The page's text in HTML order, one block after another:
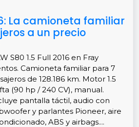
La camioneta familiar
a un precio
S80 1.5 Full 2016 en Fray
Camioneta familiar para 7
de 128.186 km. Motor 1.5
(90 hp / 240 CV), manual.
pantalla táctil, audio con
y parlantes Pioneer, aire
ABS y airbags....